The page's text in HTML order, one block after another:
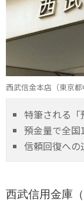
西武信金本店（東京都
特筆される
預金量で全
信頼回復への
西武信用金庫